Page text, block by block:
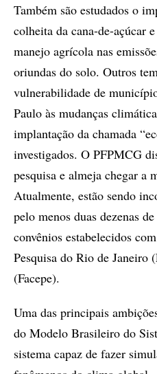
Também são estudados o
colheita da cana-de-açúcar
manejo agrícola nas
oriundas do solo. Outros
vulnerabilidade de
Paulo às mudanças
implantação da chamada
investigados. O PFPMCG
pesquisa e almeja chegar a
Atualmente, estão sendo
pelo menos duas dezenas
convênios estabelecidos
Pesquisa do Rio de Janeiro
(Facepe).
Uma das principais
do Modelo Brasileiro do
sistema capaz de fazer